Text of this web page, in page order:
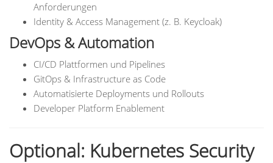
Anforderungen
Identity & Access Management (z. B. Keycloak)
DevOps & Automation
CI/CD Plattformen und Pipelines
GitOps & Infrastructure as Code
Automatisierte Deployments und Rollouts
Developer Platform Enablement
Optional: Kubernetes Security